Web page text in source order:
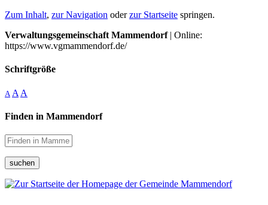
Zum Inhalt, zur Navigation oderzur Startseite springen.
Verwaltungsgemeinschaft Mammendorf| Online:
https://www.vgmammendorf.de/
Schriftgröße
A A A
Finden in Mammendorf
suchen